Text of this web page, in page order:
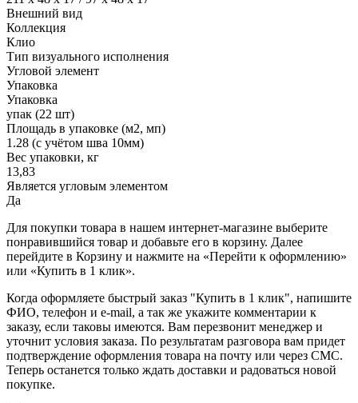
Внешний вид
Коллекция
Клио
Тип визуального исполнения
Угловой элемент
Упаковка
Упаковка
упак (22 шт)
Площадь в упаковке (м2, мп)
1.28 (с учётом шва 10мм)
Вес упаковки, кг
13,83
Является угловым элементом
Да
Для покупки товара в нашем интернет-магазине выберите
понравившийся товар и добавьте его в корзину. Далее
перейдите в Корзину и нажмите на «Перейти к оформлению»
или «Купить в 1 клик».
Когда оформляете быстрый заказ "Купить в 1 клик", напишите
ФИО, телефон и e-mail, а так же укажите комментарии к
заказу, если таковы имеются. Вам перезвонит менеджер и
уточнит условия заказа. По результатам разговора вам придет
подтверждение оформления товара на почту или через СМС.
Теперь останется только ждать доставки и радоваться новой
покупке.